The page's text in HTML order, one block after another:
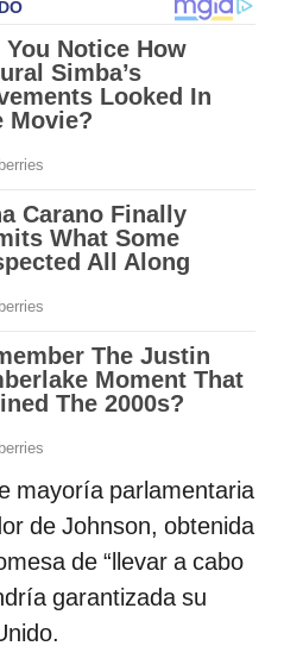
mayoría parlamentaria
de Johnson, obtenida
de “llevar a cabo
garantizada su